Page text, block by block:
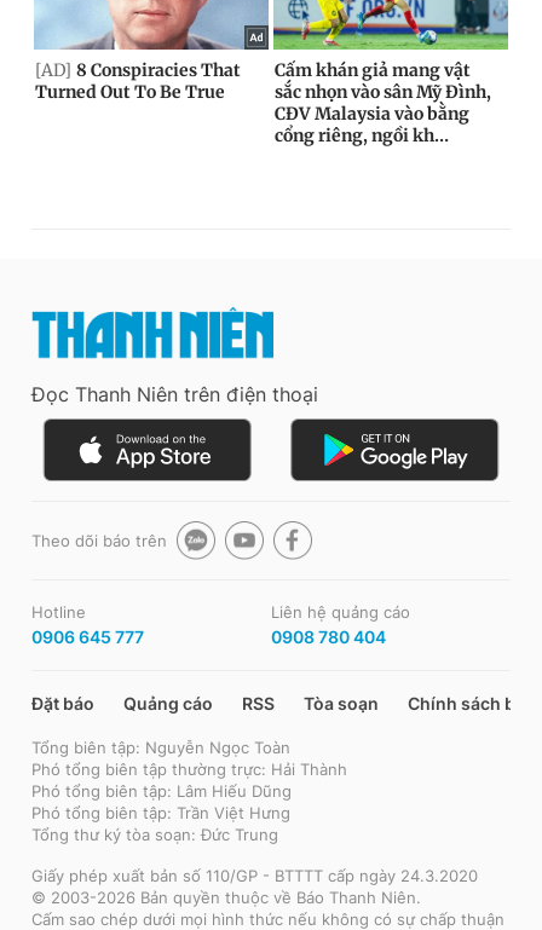
Đọc Thanh Niên trên điện thoại
Theo dõi báo trên
Hotline
0906 645 777
Liên hệ quảng cáo
0908 780 404
Đặt báo Quảng cáo RSS Tòa soạn Chính sách bảo
Tổng biên tập: Nguyễn Ngọc Toàn
Phó tổng biên tập thường trực: Hải Thành
Phó tổng biên tập: Lâm Hiếu Dũng
Phó tổng biên tập: Trần Việt Hưng
Tổng thư ký tòa soạn: Đức Trung
Giấy phép xuất bản số 110/GP - BTTTT cấp ngày 24.3.2020
© 2003-2026 Bản quyền thuộc về Báo Thanh Niên.
Cấm sao chép dưới mọi hình thức nếu không có sự chấp thuận